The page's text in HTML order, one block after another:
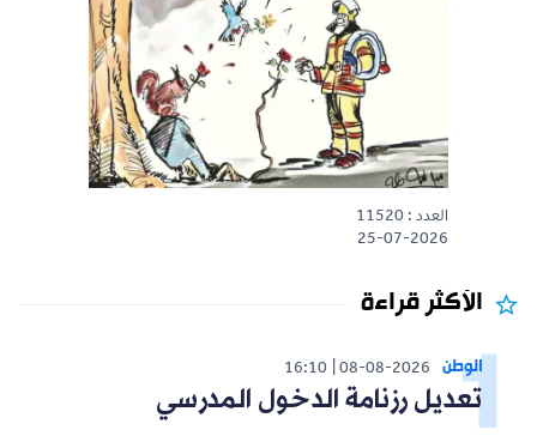
العدد : 11520
25-07-2026
الأكثر قراءة
الوطن 08-08-2026
16:10
تعديل رزنامة الدخول المدرسي